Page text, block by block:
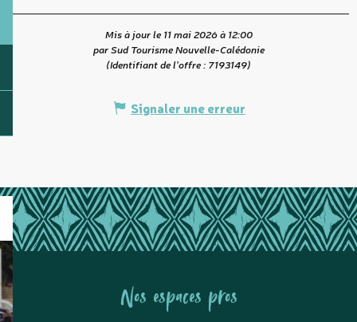
Mis à jour le 11 mai 2026 à 12:00
par Sud Tourisme Nouvelle-Calédonie
(Identifiant de l'offre : 7193149)
Signaler une erreur
Nos espaces pros